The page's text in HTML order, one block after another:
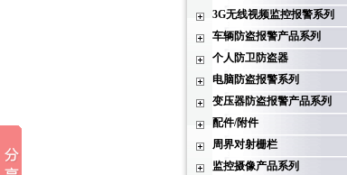
3G无线视频监控报警系列
车辆防盗报警产品系列
个人防卫防盗器
电脑防盗报警系列
变压器防盗报警产品系列
配件/附件
周界对射栅栏
监控摄像产品系列